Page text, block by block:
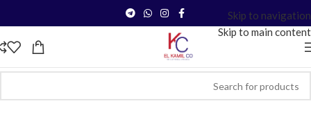
Skip to navigation
Skip to main content